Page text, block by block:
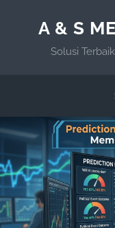
A & S
Solusi